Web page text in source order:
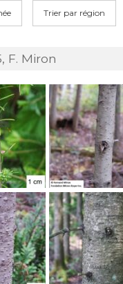
Trier par région
F. Miron